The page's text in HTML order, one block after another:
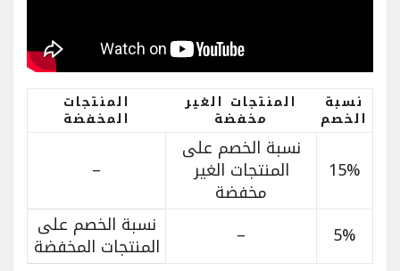
نسبة
الخصم
المنتجات الغير
مخفضة
المنتجات
المخفضة
15%
نسبة الخصم على
المنتجات الغير
مخفضة
–
5%
– نسبة الخصم على
المنتجات المخفضة